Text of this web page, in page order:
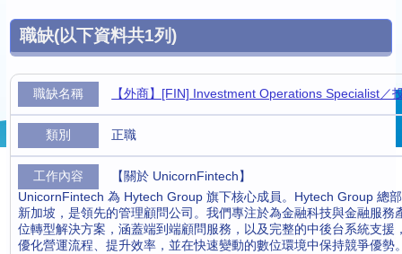
職缺(以下資料共1列)
【外商】[FIN] Investment Operations Specialist／
正職
【關於 UnicornFintech】
UnicornFintech 為 Hytech Group 旗下核心成員。Hytech Group 總
新加坡，是領先的管理顧問公司。我們專注於為金融科技與金融服務
位轉型解決方案，涵蓋端到端顧問服務，以及完整的中後台系統支援
優化營運流程、提升效率，並在快速變動的數位環境中保持競爭優勢